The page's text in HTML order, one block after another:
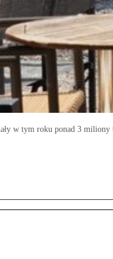
w tym roku ponad 3 miliony